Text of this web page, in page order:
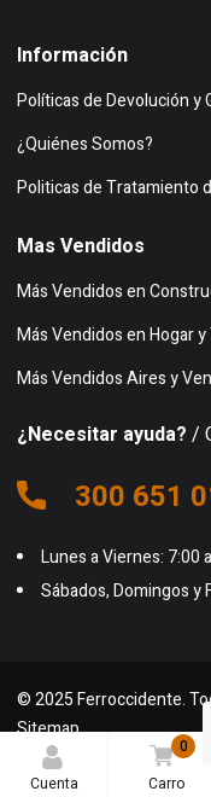
Cuenta
0
Carro
Información
Políticas de Devolución y
¿Quiénes Somos?
Politicas de Tratamiento
Mas Vendidos
Más Vendidos en
Más Vendidos en Hogar
Más Vendidos Aires y
¿Necesitar ayuda? /
300 651
Lunes a Viernes: 7:00
Sábados, Domingos y
© 2025 Ferroccidente.
Sitemap